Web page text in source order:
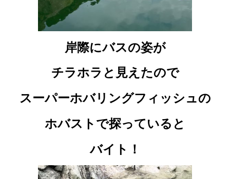
岸際にバスの姿が
チラホラと見えたので
スーパーホバリングフィッシュの
ホバストで探っていると
バイト！